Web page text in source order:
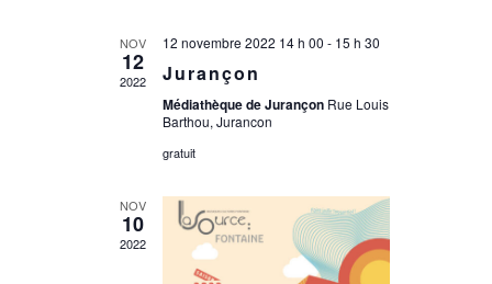
NOV
12
2022
12 novembre 2022 14 h 00 - 15 h 30
Jurançon
Médiathèque de Jurançon Rue Louis
Barthou, Jurancon
gratuit
NOV
10
2022